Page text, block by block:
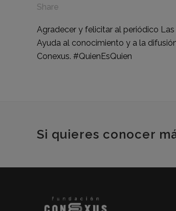
Share
Agradecer y felicitar al periódico
Ayuda al conocimiento y a la
Conexus. #QuienEsQuien
Si quieres conocer